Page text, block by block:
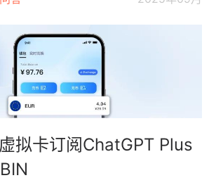
拟卡订阅ChatGPT Plus